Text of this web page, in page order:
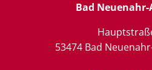
Bad
53474 Bad